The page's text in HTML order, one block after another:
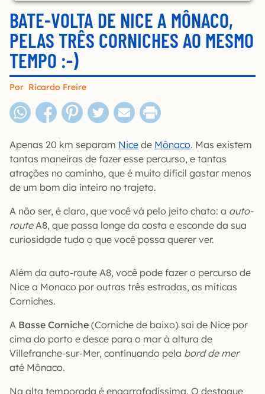
BATE-VOLTA DE NICE A MÔNACO,
PELAS TRÊS CORNICHES AO MESMO
TEMPO :-)
Por Ricardo Freire
Apenas 20 km separam Nice de Mônaco. Mas existem
tantas maneiras de fazer esse percurso, e tantas
atrações no caminho, que é muito difícil gastar menos
de um bom dia inteiro no trajeto.
A não ser, é claro, que você vá pelo jeito chato: a auto-
routeA8, que passa longe da costa e esconde da sua
curiosidade tudo o que você possa querer ver.
Além da auto-route A8, você pode fazer o percurso de
Nice a Monaco por outras três estradas, as míticas
Corniches.
A Basse Corniche (Corniche de baixo) sai de Nice por
cima do porto e desce para o mar à altura de
Villefranche-sur-Mer, continuando pela bord de mer
até Mônaco.
Na alta temporada é engarrafadíssima. O destaque